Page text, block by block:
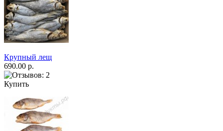
Крупный лещ
690.00 р.
Купить